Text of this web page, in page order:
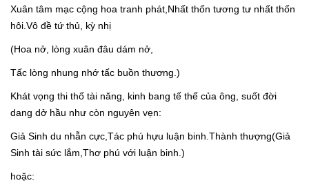
Xuân tâm mạc cộng hoa tranh phát,Nhất thốn tương tư nhất thốn
hôi.Vô đề tứ thủ, kỳ nhị
(Hoa nở, lòng xuân đâu dám nở,
Tấc lòng nhung nhớ tấc buồn thương.)
Khát vọng thi thố tài năng, kinh bang tế thế của ông, suốt đời
dang dở hầu như còn nguyên vẹn:
Giả Sinh du nhẫn cực,Tác phú hựu luận binh.Thành thượng(Giả
Sinh tài sức lắm,Thơ phú với luận binh.)
hoặc: